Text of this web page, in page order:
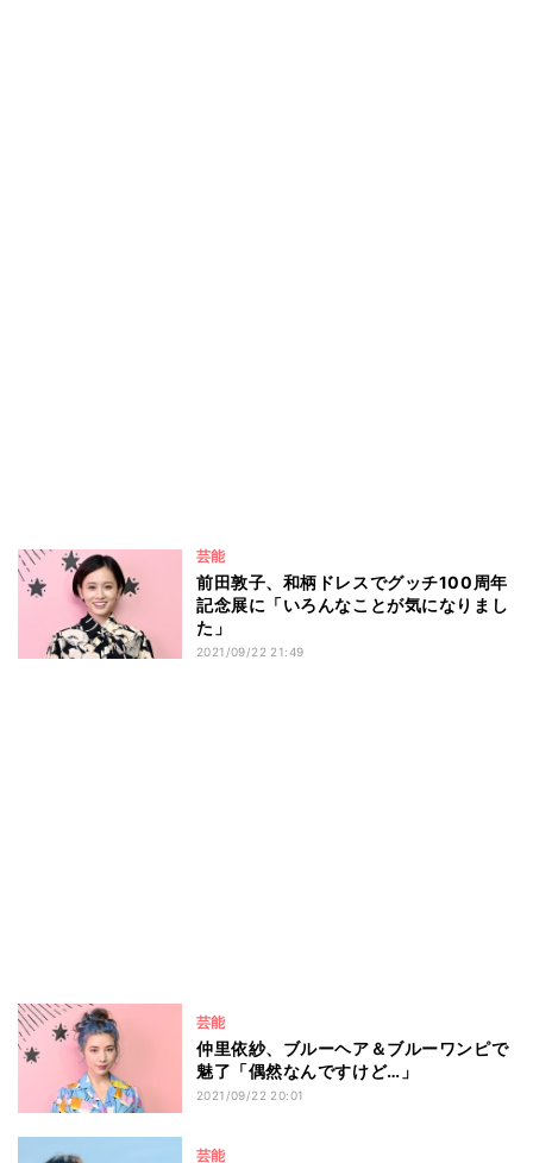
芸能
前田敦子、和柄ドレスでグッチ100周年
記念展に「いろんなことが気になりまし
た」
2021/09/22 21:49
芸能
仲里依紗、ブルーヘア＆ブルーワンピで
魅了「偶然なんですけど…」
2021/09/22 20:01
芸能